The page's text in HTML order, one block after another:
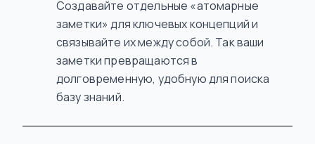
Создавайте отдельные «атомарные
заметки» для ключевых концепций и
связывайте их между собой. Так ваши
заметки превращаются в
долговременную, удобную для поиска
базу знаний.